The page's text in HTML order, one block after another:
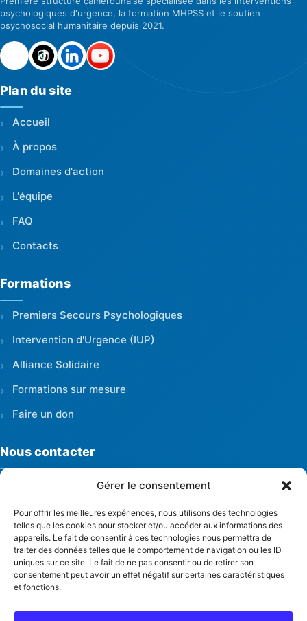
Gérer le consentement
Pour offrir les meilleures expériences, nous utilisons des technologies
telles que les cookies pour stocker et/ou accéder aux informations des
appareils. Le fait de consentir à ces technologies nous permettra de
traiter des données telles que le comportement de navigation ou les ID
uniques sur ce site. Le fait de ne pas consentir ou de retirer son
consentement peut avoir un effet négatif sur certaines caractéristiques
et fonctions.
psychologiques d'urgence, la formation MHPSS et le soutien
psychosocial humanitaire depuis 2021.
Plan du site
Accueil
À propos
Domaines d'action
L'équipe
FAQ
Contacts
Formations
Premiers Secours Psychologiques
Intervention d'Urgence (IUP)
Alliance Solidaire
Formations sur mesure
Faire un don
Nous contacter
Bureau central Maroua
Extrême-Nord, Cameroun
Téléphone
+237 655 069 116
+237 661 581 879
Email